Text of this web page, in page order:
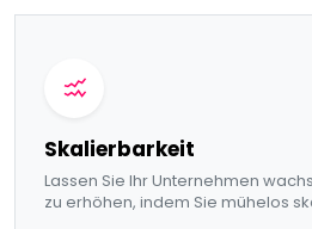
Skalierbarkeit
Lassen Sie Ihr Unternehmen
zu erhöhen, indem Sie mühelos